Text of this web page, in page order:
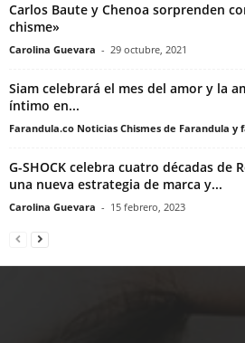
Carlos Baute y Chenoa sorprenden
chisme»
Carolina Guevara - 29 octubre, 2021
Siam celebrará el mes del amor y la
íntimo en...
Farandula.co Noticias Chismes de Farandula y
G-SHOCK celebra cuatro décadas de
una nueva estrategia de marca y...
Carolina Guevara - 15 febrero, 2023